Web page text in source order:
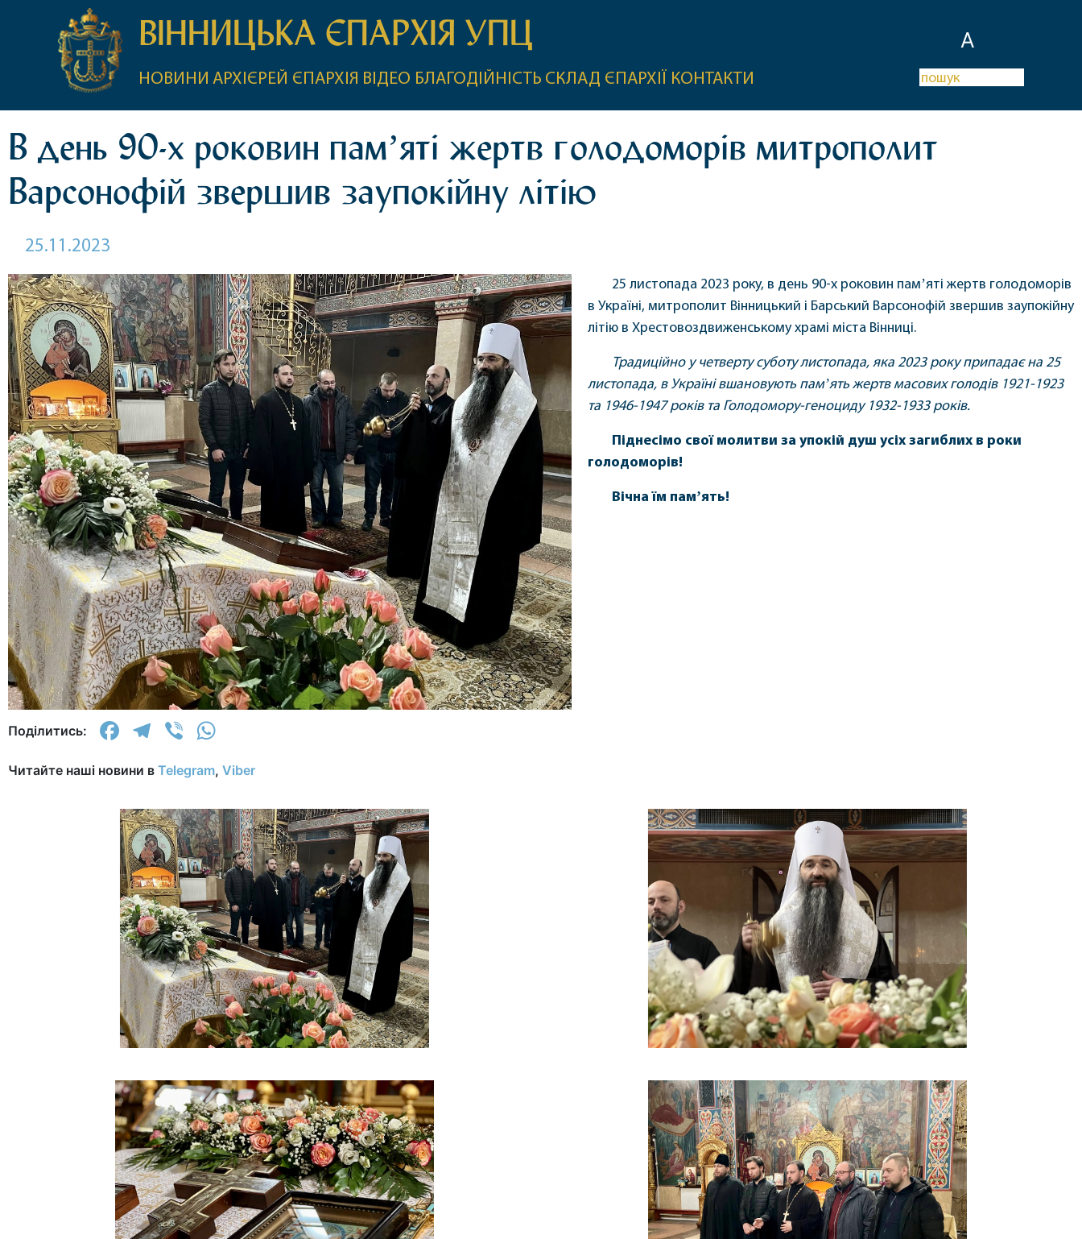
A
ВІННИЦЬКА ЄПАРХІЯ УПЦ
НОВИНИ АРХІЄРЕЙ ЄПАРХІЯ ВІДЕО БЛАГОДІЙНІСТЬ СКЛАД ЄПАРХІЇ КОНТАКТИ
В день 90-х роковин памʼяті жертв голодоморів митрополит
Варсонофій звершив заупокійну літію
25.11.2023
25 листопада 2023 року, в день 90-х роковин памʼяті жертв голодоморів
в Україні, митрополит Вінницький і Барський Варсонофій звершив заупокійну
літію в Хрестовоздвиженському храмі міста Вінниці.
Традиційно у четверту суботу листопада, яка 2023 року припадає на 25
листопада, в Україні вшановують памʼять жертв масових голодів 1921-1923
та 1946-1947 років та Голодомору-геноциду 1932-1933 років.
Піднесімо свої молитви за упокій душ усіх загиблих в роки
голодоморів!
Вічна їм памʼять!
Поділитись: Facebook
Telegram
Viber
Читайте наші новини в Telegram, Viber